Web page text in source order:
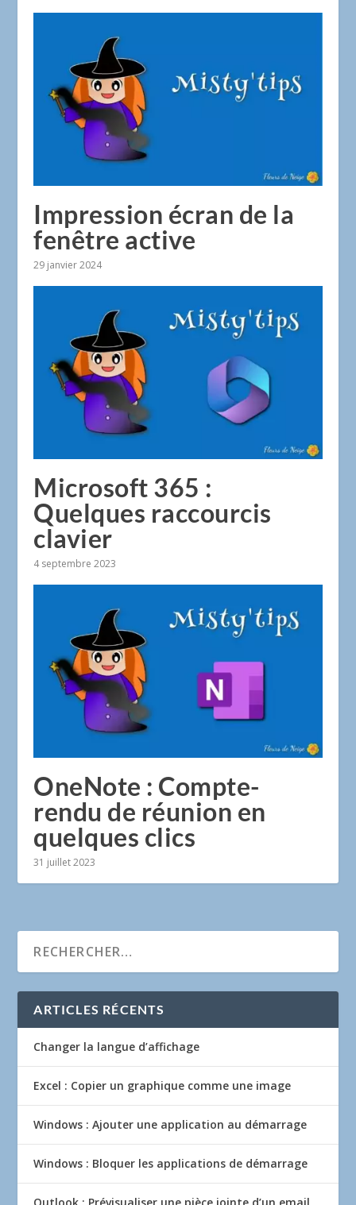
Impression écran de la
fenêtre active
29 janvier 2024
Microsoft 365 :
Quelques raccourcis
clavier
4 septembre 2023
OneNote : Compte-
rendu de réunion en
quelques clics
31 juillet 2023
ARTICLES RÉCENTS
Changer la langue d’affichage
Excel : Copier un graphique comme une image
Windows : Ajouter une application au démarrage
Windows : Bloquer les applications de démarrage